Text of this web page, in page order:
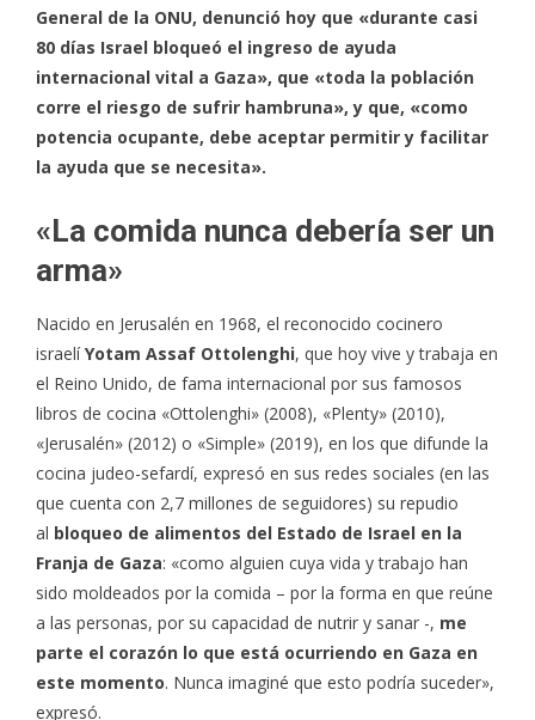
General de la ONU, denunció hoy que «durante casi
80 días Israel bloqueó el ingreso de ayuda
internacional vital a Gaza», que «toda la población
corre el riesgo de sufrir hambruna», y que, «como
potencia ocupante, debe aceptar permitir y facilitar
la ayuda que se necesita».
«La comida nunca debería ser un
arma»
Nacido en Jerusalén en 1968, el reconocido cocinero
israelíYotam Assaf Ottolenghi, que hoy vive y trabaja en
el Reino Unido, de fama internacional por sus famosos
libros de cocina «Ottolenghi» (2008), «Plenty» (2010),
«Jerusalén» (2012) o «Simple» (2019), en los que difunde la
cocina judeo-sefardí, expresó en sus redes sociales (en las
que cuenta con 2,7 millones de seguidores) su repudio
al bloqueo de alimentos del Estado de Israel en la
Franja de Gaza: «como alguien cuya vida y trabajo han
sido moldeados por la comida – por la forma en que reúne
a las personas, por su capacidad de nutrir y sanar -, me
parte el corazón lo que está ocurriendo en Gaza en
este momento. Nunca imaginé que esto podría suceder»,
expresó.